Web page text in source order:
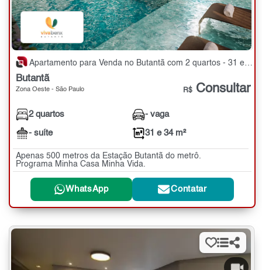
Apartamento para Venda no Butantã com 2 quartos - 31 e 34 m²
Butantã
Zona Oeste - São Paulo R$ Consultar
2 quartos
- suíte
- vaga
31 e 34 m²
Apenas 500 metros da Estação Butantã do metrô.
Programa Minha Casa Minha Vida.
WhatsApp Contatar